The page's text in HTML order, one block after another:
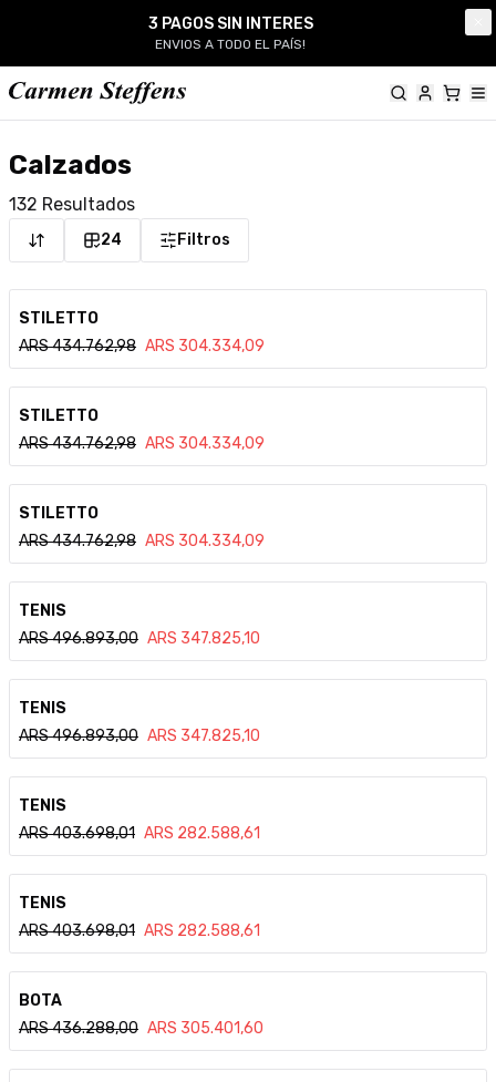
3 PAGOS SIN INTERES
ENVIOS A TODO EL PAÍS!
Calzados
132 Resultados
24 Filtros
STILETTO
ARS434.762,98 ARS 304.334,09
STILETTO
ARS434.762,98 ARS 304.334,09
STILETTO
ARS434.762,98 ARS 304.334,09
TENIS
ARS496.893,00 ARS 347.825,10
TENIS
ARS496.893,00 ARS 347.825,10
TENIS
ARS403.698,01 ARS 282.588,61
TENIS
ARS403.698,01 ARS 282.588,61
BOTA
ARS436.288,00 ARS 305.401,60